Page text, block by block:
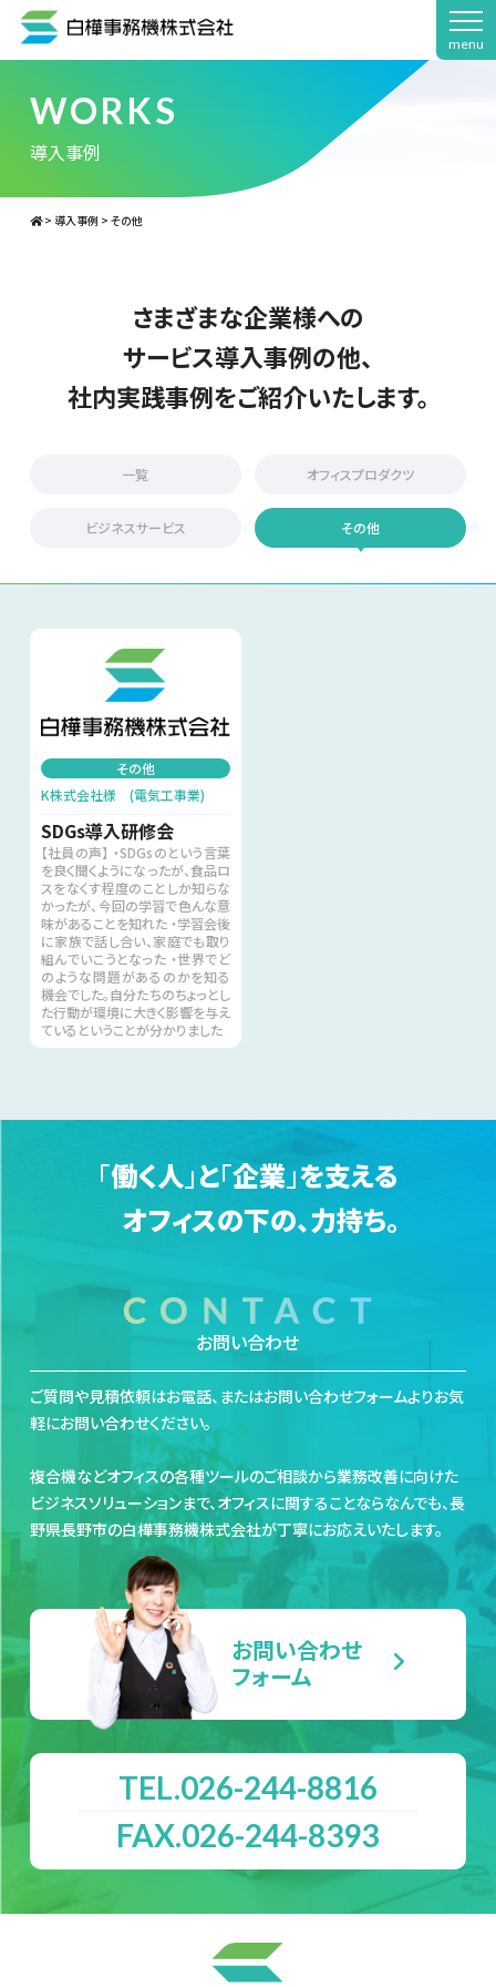
menu
WORKS
導入事例
> 導入事例 > その他
さまざまな企業様への
サービス導入事例の他、
社内実践事例をご紹介いたします。
一覧 オフィスプロダクツ
ビジネスサービス その他
その他
K株式会社様 (電気工事業)
SDGs導入研修会
【社員の声】 ・SDGsのという言葉
を良く聞くようになったが、食品ロ
スをなくす程度のことしか知らな
かったが、今回の学習で色んな意
味があることを知れた ・学習会後
に家族で話し合い、家庭でも取り
組んでいこうとなった ・世界でど
のような問題があるのかを知る
機会でした。自分たちのちょっとし
た行動が環境に大きく影響を与え
ているということが分かりました
「働く人」と「企業」を支える
オフィスの下の、力持ち。
お問い合わせ
ご質問や見積依頼はお電話、またはお問い合わせフォームよりお気
軽にお問い合わせください。
複合機などオフィスの各種ツールのご相談から業務改善に向けた
ビジネスソリューションまで、オフィスに関することならなんでも、長
野県長野市の白樺事務機株式会社が丁寧にお応えいたします。
お問い合わせ
フォーム

TEL.026-244-8816
FAX.026-244-8393